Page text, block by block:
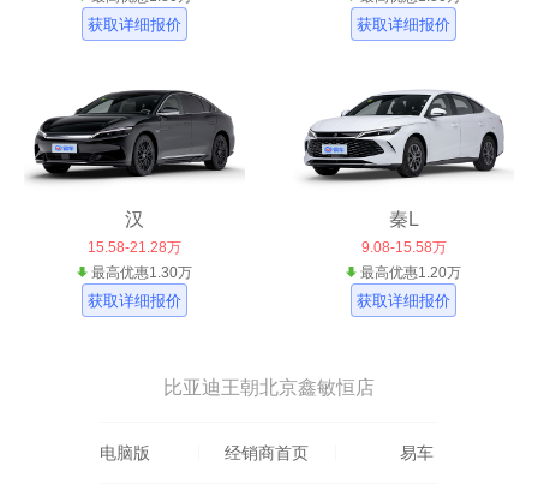
获取详细报价 获取详细报价
汉
15.58-21.28万
最高优惠1.30万
获取详细报价
秦L
9.08-15.58万
最高优惠1.20万
获取详细报价
比亚迪王朝北京鑫敏恒店
电脑版 经销商首页 易车